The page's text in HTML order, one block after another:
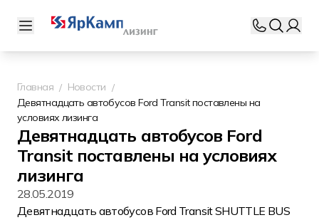
Главная
Новости
Девятнадцать автобусов Ford Transit поставлены на
условиях лизинга
Девятнадцать автобусов Ford
Transit поставлены на условиях
лизинга
28.05.2019
Девятнадцать автобусов Ford Transit SHUTTLE BUS